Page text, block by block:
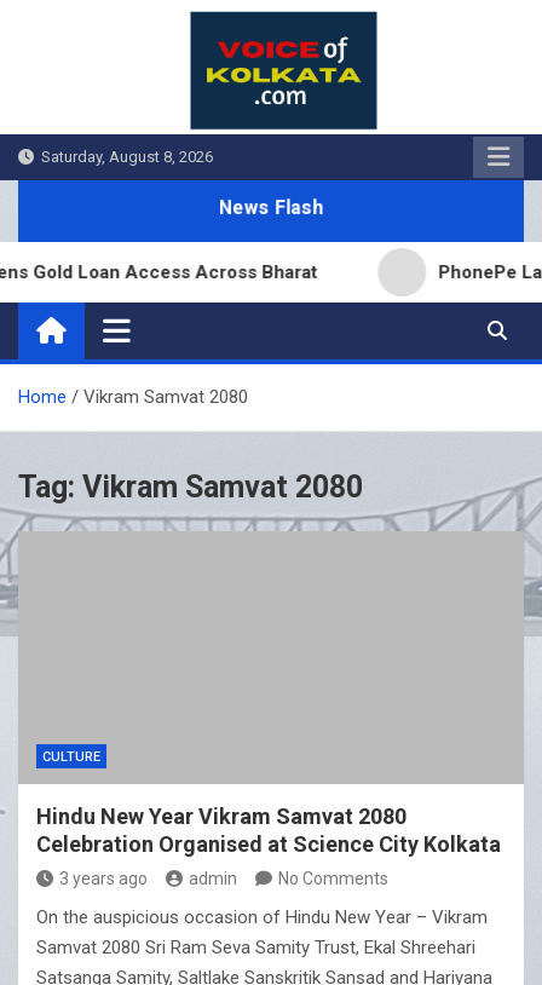
Saturday, August 8, 2026
News Flash
Loan Access Across Bharat PhonePe
Home Vikram Samvat 2080
Tag: Vikram Samvat 2080
CULTURE
Hindu New Year Vikram Samvat 2080
Celebration Organised at Science City Kolkata
3 years ago admin No Comments
On the auspicious occasion of Hindu New Year – Vikram
Samvat 2080 Sri Ram Seva Samity Trust, Ekal Shreehari
Satsanga Samity, Saltlake Sanskritik Sansad and Hariyana